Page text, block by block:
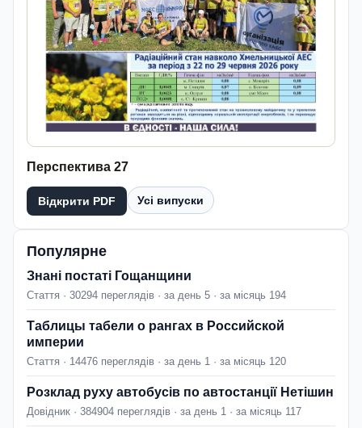
Перспектива 27
Відкрити PDF Усі випуски
Популярне
Знані постаті Гощанщини
Стаття · 30294 переглядів · за день 5 · за місяць 194
Таблицы табели о рангах в Российской
империи
Стаття · 14476 переглядів · за день 1 · за місяць 120
Розклад руху автобусів по автостанції Нетішин
Довідник · 384904 переглядів · за день 1 · за місяць 117